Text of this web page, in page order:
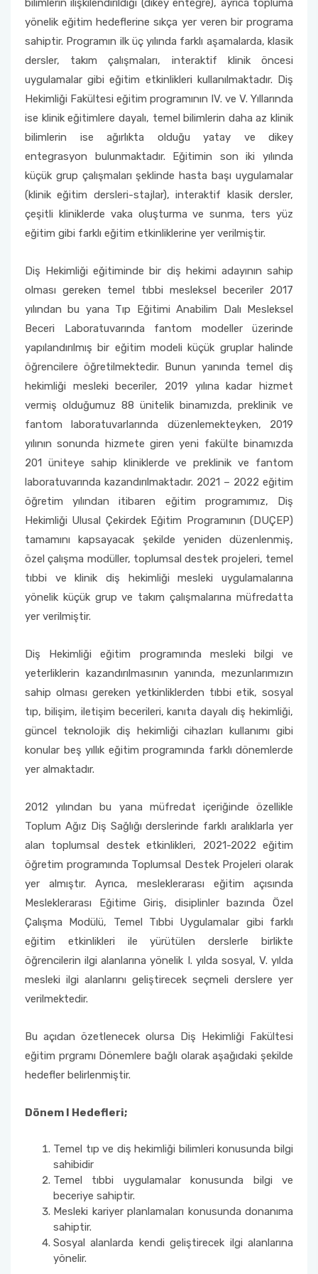
bilimlerin ilişkilendirildiği (dikey entegre), ayrıca topluma
yönelik eğitim hedeflerine sıkça yer veren bir programa
sahiptir. Programın ilk üç yılında farklı aşamalarda, klasik
dersler, takım çalışmaları, interaktif klinik öncesi
uygulamalar gibi eğitim etkinlikleri kullanılmaktadır. Diş
Hekimliği Fakültesi eğitim programının IV. ve V. Yıllarında
ise klinik eğitimlere dayalı, temel bilimlerin daha az klinik
bilimlerin ise ağırlıkta olduğu yatay ve dikey
entegrasyon bulunmaktadır. Eğitimin son iki yılında
küçük grup çalışmaları şeklinde hasta başı uygulamalar
(klinik eğitim dersleri-stajlar), interaktif klasik dersler,
çeşitli kliniklerde vaka oluşturma ve sunma, ters yüz
eğitim gibi farklı eğitim etkinliklerine yer verilmiştir.
Diş Hekimliği eğitiminde bir diş hekimi adayının sahip
olması gereken temel tıbbi mesleksel beceriler 2017
yılından bu yana Tıp Eğitimi Anabilim Dalı Mesleksel
Beceri Laboratuvarında fantom modeller üzerinde
yapılandırılmış bir eğitim modeli küçük gruplar halinde
öğrencilere öğretilmektedir. Bunun yanında temel diş
hekimliği mesleki beceriler, 2019 yılına kadar hizmet
vermiş olduğumuz 88 ünitelik binamızda, preklinik ve
fantom laboratuvarlarında düzenlemekteyken, 2019
yılının sonunda hizmete giren yeni fakülte binamızda
201 üniteye sahip kliniklerde ve preklinik ve fantom
laboratuvarında kazandırılmaktadır. 2021 – 2022 eğitim
öğretim yılından itibaren eğitim programımız, Diş
Hekimliği Ulusal Çekirdek Eğitim Programının (DUÇEP)
tamamını kapsayacak şekilde yeniden düzenlenmiş,
özel çalışma modüller, toplumsal destek projeleri, temel
tıbbi ve klinik diş hekimliği mesleki uygulamalarına
yönelik küçük grup ve takım çalışmalarına müfredatta
yer verilmiştir.
Diş Hekimliği eğitim programında mesleki bilgi ve
yeterliklerin kazandırılmasının yanında, mezunlarımızın
sahip olması gereken yetkinliklerden tıbbi etik, sosyal
tıp, bilişim, iletişim becerileri, kanıta dayalı diş hekimliği,
güncel teknolojik diş hekimliği cihazları kullanımı gibi
konular beş yıllık eğitim programında farklı dönemlerde
yer almaktadır.
2012 yılından bu yana müfredat içeriğinde özellikle
Toplum Ağız Diş Sağlığı derslerinde farklı aralıklarla yer
alan toplumsal destek etkinlikleri, 2021-2022 eğitim
öğretim programında Toplumsal Destek Projeleri olarak
yer almıştır. Ayrıca, mesleklerarası eğitim açısında
Mesleklerarası Eğitime Giriş, disiplinler bazında Özel
Çalışma Modülü, Temel Tıbbi Uygulamalar gibi farklı
eğitim etkinlikleri ile yürütülen derslerle birlikte
öğrencilerin ilgi alanlarına yönelik I. yılda sosyal, V. yılda
mesleki ilgi alanlarını geliştirecek seçmeli derslere yer
verilmektedir.
Bu açıdan özetlenecek olursa Diş Hekimliği Fakültesi
eğitim prgramı Dönemlere bağlı olarak aşağıdaki şekilde
hedefler belirlenmiştir.
Dönem I Hedefleri;
Temel tıp ve diş hekimliği bilimleri konusunda bilgi
sahibidir
Temel tıbbi uygulamalar konusunda bilgi ve
beceriye sahiptir.
Mesleki kariyer planlamaları konusunda donanıma
sahiptir.
Sosyal alanlarda kendi geliştirecek ilgi alanlarına
yönelir.
Komisyon ve Kurullar
Organizasyon Şemamız
Acil Durum Ekipleri
Etik İlke ve Kurallarımız
Basında Fakültemiz
Dekana Mesaj İletişim Formu
Değerlendirme Yöntemleri
Öğrenci Temsilciliği
Program Tanıtım Kitapçığı
Ders Bilgi Paketleri
Müfredat
Yatay Geçiş
Değişim Programları
Yönetmelik ve Yönergeler
Diş Hekimliği Fakültesi Öğrenci Topluluğu
Öğrenci İletişim Formu
Formlar
Danışman Gün ve Saatleri
Planlar ve Listeler
Hedefler
Hizmetiçi Eğitimler-Tatbikatlar
Süreç Risk Analizleri ve Aksiyon Planları
İstenmeyen Olay Bildirim Sistemi
Akdeniz Üniversitesi Kurumsal Kimlik Kılavuzu
Sağlık Bakanlığı Sağlıkta Kalite Standartları
Randevu Sistemi
Şikayet İstek ve Öneri Formu
Anlaşmalı Kurumlarımız